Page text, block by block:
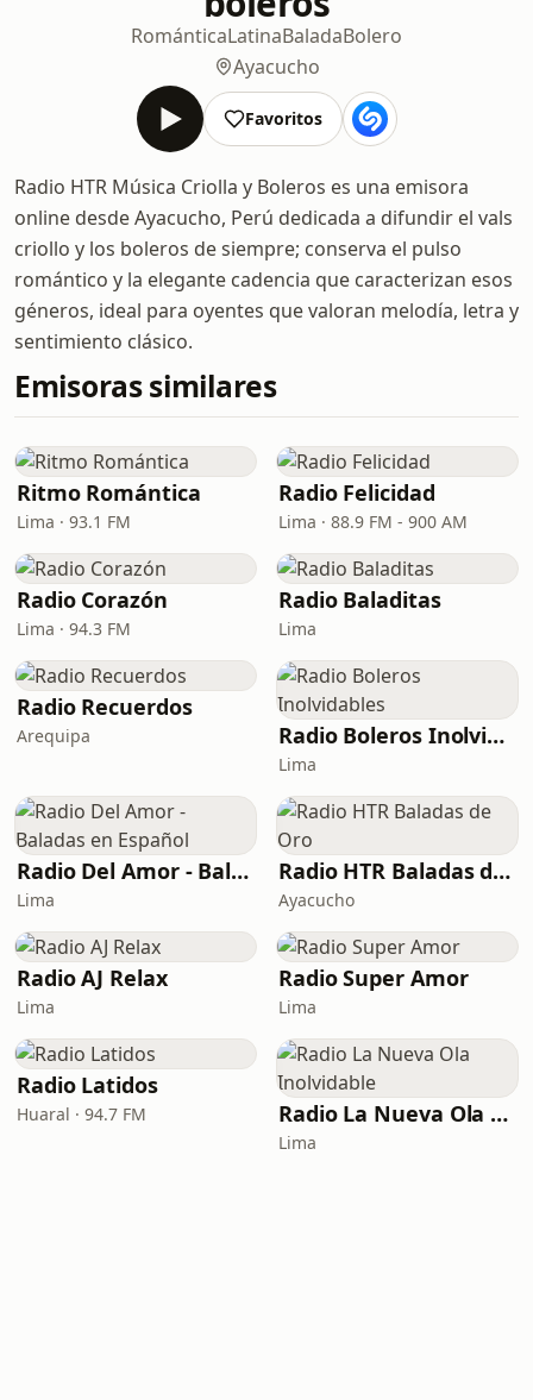
RománticaLatinaBaladaBolero
Ayacucho
Favoritos
Radio HTR Música Criolla y Boleros es una emisora
online desde Ayacucho, Perú dedicada a difundir el vals
criollo y los boleros de siempre; conserva el pulso
romántico y la elegante cadencia que caracterizan esos
géneros, ideal para oyentes que valoran melodía, letra y
sentimiento clásico.
Emisoras similares
Ritmo Romántica
Lima · 93.1 FM
Radio Felicidad
Lima · 88.9 FM - 900 AM
Radio Corazón
Lima · 94.3 FM
Radio Baladitas
Lima
Radio Recuerdos
Arequipa Radio Boleros Inolvidables
Lima
Radio Del Amor - Baladas en Español
Lima
Radio HTR Baladas de Oro
Ayacucho
Radio AJ Relax
Lima
Radio Super Amor
Lima
Radio Latidos
Huaral · 94.7 FM Radio La Nueva Ola Inolvidable
Lima